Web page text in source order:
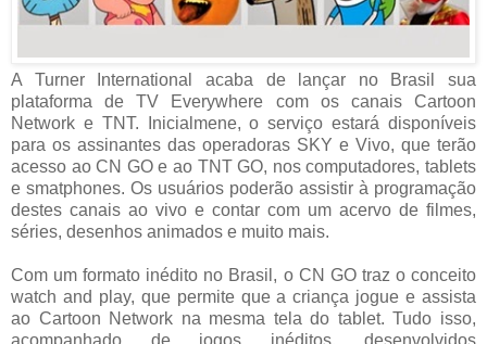
A Turner International acaba de lançar no Brasil sua
plataforma de TV Everywhere com os canais Cartoon
Network e TNT. Inicialmene, o serviço estará disponíveis
para os assinantes das operadoras SKY e Vivo, que terão
acesso ao CN GO e ao TNT GO, nos computadores, tablets
e smatphones. Os usuários poderão assistir à programação
destes canais ao vivo e contar com um acervo de filmes,
séries, desenhos animados e muito mais.
Com um formato inédito no Brasil, o CN GO traz o conceito
watch and play, que permite que a criança jogue e assista
ao Cartoon Network na mesma tela do tablet. Tudo isso,